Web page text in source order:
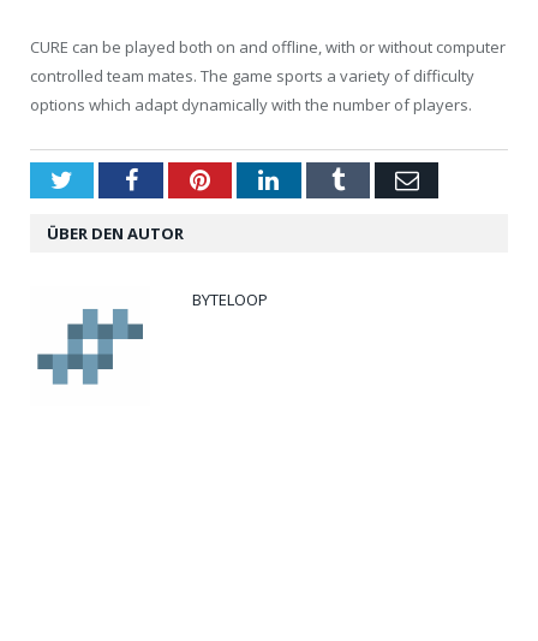
CURE can be played both on and offline, with or without computer
controlled team mates. The game sports a variety of difficulty
options which adapt dynamically with the number of players.
TwitterFacebookPinterestLinkedInTumblrEmail
ÜBER DEN AUTOR
BYTELOOP